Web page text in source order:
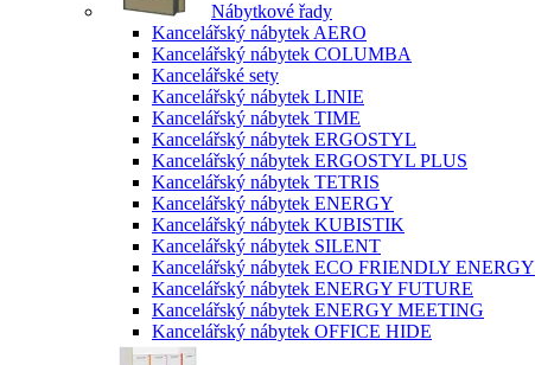
Nábytkové řady
Kancelářský nábytek AERO
Kancelářský nábytek COLUMBA
Kancelářské sety
Kancelářský nábytek LINIE
Kancelářský nábytek TIME
Kancelářský nábytek ERGOSTYL
Kancelářský nábytek ERGOSTYL PLUS
Kancelářský nábytek TETRIS
Kancelářský nábytek ENERGY
Kancelářský nábytek KUBISTIK
Kancelářský nábytek SILENT
Kancelářský nábytek ECO FRIENDLY ENERGY
Kancelářský nábytek ENERGY FUTURE
Kancelářský nábytek ENERGY MEETING
Kancelářský nábytek OFFICE HIDE